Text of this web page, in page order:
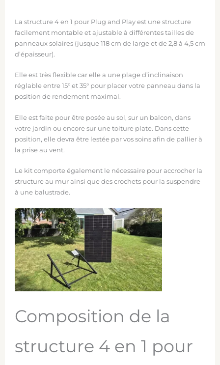
La structure 4 en 1 pour Plug and Play est une structure
facilement montable et ajustable à différentes tailles de
panneaux solaires (jusque 118 cm de large et de 2,8 à 4,5 cm
d’épaisseur).
Elle est très flexible car elle a une plage d’inclinaison
réglable entre 15° et 35° pour placer votre panneau dans la
position de rendement maximal.
Elle est faite pour être posée au sol, sur un balcon, dans
votre jardin ou encore sur une toiture plate. Dans cette
position, elle devra être lestée par vos soins afin de pallier à
la prise au vent.
Le kit comporte également le nécessaire pour accrocher la
structure au mur ainsi que des crochets pour la suspendre
à une balustrade.
Composition de la
structure 4 en 1 pour